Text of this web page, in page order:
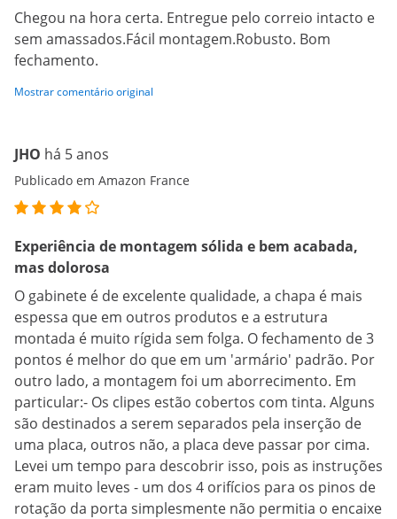
Chegou na hora certa. Entregue pelo correio intacto e
sem amassados.Fácil montagem.Robusto. Bom
fechamento.
Mostrar comentário original
JHO há 5 anos
Publicado em Amazon France
Experiência de montagem sólida e bem acabada,
mas dolorosa
O gabinete é de excelente qualidade, a chapa é mais
espessa que em outros produtos e a estrutura
montada é muito rígida sem folga. O fechamento de 3
pontos é melhor do que em um 'armário' padrão. Por
outro lado, a montagem foi um aborrecimento. Em
particular:- Os clipes estão cobertos com tinta. Alguns
são destinados a serem separados pela inserção de
uma placa, outros não, a placa deve passar por cima.
Levei um tempo para descobrir isso, pois as instruções
eram muito leves - um dos 4 orifícios para os pinos de
rotação da porta simplesmente não permitia o encaixe